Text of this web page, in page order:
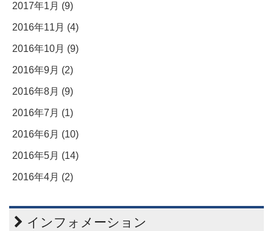
2017年1月 (9)
2016年11月 (4)
2016年10月 (9)
2016年9月 (2)
2016年8月 (9)
2016年7月 (1)
2016年6月 (10)
2016年5月 (14)
2016年4月 (2)
インフォメーション